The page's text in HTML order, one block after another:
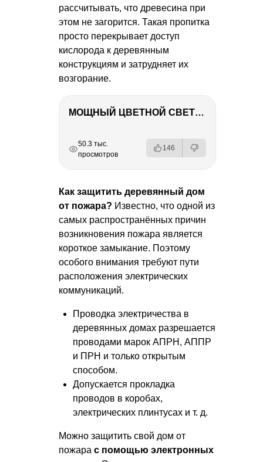
рассчитывать, что древесина при
этом не загорится. Такая пропитка
просто перекрывает доступ
кислорода к деревянным
конструкциям и затрудняет их
возгорание.
МОЩНЫЙ ЦВЕТНОЙ СВЕТ – NANLITE FC-500C
РЕКЛАМА
РЕКЛАМА
РЕКЛАМА
РЕКЛАМА
50.3 тыс.
просмотров
146
Как защитить деревянный дом
от пожара? Известно, что одной из
самых распространённых причин
возникновения пожара является
короткое замыкание. Поэтому
особого внимания требуют пути
расположения электрических
коммуникаций.
Проводка электричества в
деревянных домах разрешается
проводами марок АПРН, АППР
и ПРН и только открытым
способом.
Допускается прокладка
проводов в коробах,
электрических плинтусах и т. д.
Можно защитить свой дом от
пожара с помощью электронных